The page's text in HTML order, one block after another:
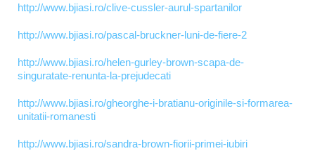
http://www.bjiasi.ro/clive-cussler-aurul-spartanilor
http://www.bjiasi.ro/pascal-bruckner-luni-de-fiere-2
http://www.bjiasi.ro/helen-gurley-brown-scapa-de-
singuratate-renunta-la-prejudecati
http://www.bjiasi.ro/gheorghe-i-bratianu-originile-si-formarea-
unitatii-romanesti
http://www.bjiasi.ro/sandra-brown-fiorii-primei-iubiri